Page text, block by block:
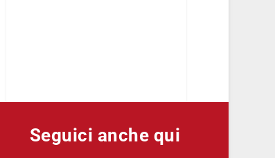
Seguici anche qui